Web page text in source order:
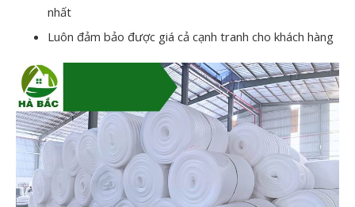
nhất
Luôn đảm bảo được giá cả cạnh tranh cho khách hàng